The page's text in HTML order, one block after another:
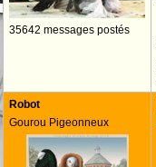
35642 messages postés
Robot
Gourou Pigeonneux